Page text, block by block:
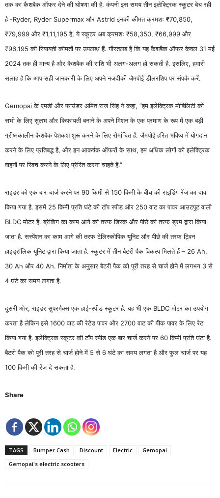
तक का कैशबैक ऑफर देने की घोषणा की है. कंपनी इस समय तीन इलेक्ट्रिक स्कूटर बेच रही
है -Ryder, Ryder Supermax और Astrid इनकी कीमत क्रमशः ₹70,850,
₹79,999 और ₹1,11,195 है, ये स्कूटर अब क्रमशः ₹58,350, ₹66,999 और
₹96,195 की रियायती कीमतों पर उपलब्ध हैं. गौरतलब है कि यह कैशबैक ऑफर केवल 31 मई
2024 तक ही मान्य है और कैशबैक की राशि भी अलग-अलग हो सकती है. इसलिए, हमारी
सलाह है कि आप सही जानकारी के लिए अपने नजदीकी जैमपोई डीलरशिप पर संपर्क करें.
Gemopai के एमडी और फाउंडर अमित राज सिंह ने कहा, “हम इलेक्ट्रिक मोबिलिटी को
सभी के लिए सुलभ और किफायती बनाने के अपने मिशन के एक प्रमाण के रूप में एक बड़ी
ग्रीष्मकालीन कैशबैक पेशकश शुरू करने के लिए रोमांचित हैं. जैमपोई हरित भविष्य में योगदान
करने के लिए प्रतिबद्ध है, और इन आकर्षक ऑफरों के साथ, हम अधिक लोगों को इलेक्ट्रिक
वाहनों पर स्विच करने के लिए प्रेरित करना चाहते हैं.”
राइडर को एक बार चार्ज करने पर 90 किमी से 150 किमी के बीच की राइडिंग रेंज का दावा
किया गया है. इसमें 25 किमी प्रति घंटे की टॉप स्पीड और 250 वाट का पावर आउटपुट वाली
BLDC मोटर है. ब्रेकिंग का काम आगे की तरफ डिस्क और पीछे की तरफ ड्रम द्वारा किया
जाता है. सस्पेंशन का काम आगे की तरफ टेलिस्कोपिक यूनिट और पीछे की तरफ ट्विन
हाइड्रॉलिक यूनिट द्वारा किया जाता है. स्कूटर में तीन बैटरी पैक विकल्प मिलते हैं – 26 Ah,
30 Ah और 40 Ah. निर्माता के अनुसार बैटरी पैक को पूरी तरह से चार्ज होने में लगभग 3 से
4 घंटे का समय लगता है.
दूसरी ओर, राइडर सुपरमैक्स एक हाई-स्पीड स्कूटर है. यह भी एक BLDC मोटर का उपयोग
करता है लेकिन इसे 1600 वाट की रेटेड पावर और 2700 वाट की पीक पावर के लिए रेट
किया गया है. इलेक्ट्रिक स्कूटर की टॉप स्पीड एक बार चार्ज करने पर 60 किमी प्रति घंटा है.
बैटरी पैक को पूरी तरह से चार्ज होने में 5 से 6 घंटे का समय लगता है और फुल चार्ज पर यह
100 किमी की रेंज दे सकता है.
Share
TAGS Bumper Cash Discount Electric
Gemopai
Gemopai's electric scooters